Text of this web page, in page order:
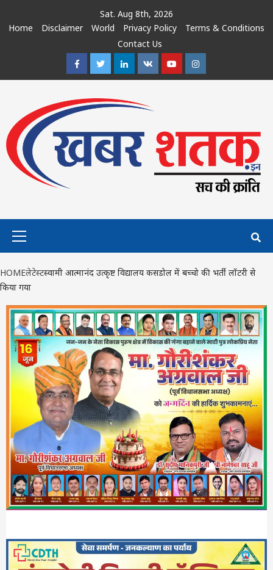
Sat. Aug 8th, 2026
Home
Disclaimer World Privacy Policy
Terms & Conditions
Contact Us
FacebookTwitterLinkedin
VK YoutubeInstagram
HOMEलेटेस्टस्वामी आत्मानंद उत्कृष्ट विद्यालय कसडोल में बच्चो की भर्ती लॉटरी से
किया गया